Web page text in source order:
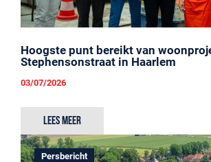
Hoogste punt bereikt van
Stephensonstraat in Haarlem
03/07/2026
Lees meer
Persbericht